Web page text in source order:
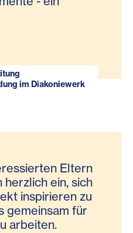
im Diakoniewerk
Eltern
herzlich ein, sich
inspirieren zu
gemeinsam für
arbeiten.